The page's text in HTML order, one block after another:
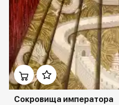
Домен:
Сокровища императора